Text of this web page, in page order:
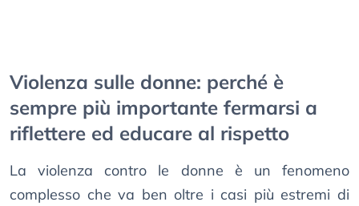
Violenza sulle donne: perché è
sempre più importante fermarsi a
riflettere ed educare al rispetto
La violenza contro le donne è un fenomeno
complesso che va ben oltre i casi più estremi di